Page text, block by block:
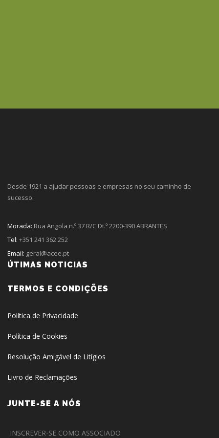
Desde 1921 a ajudar pessoas e empresas no seu caminho de
sucesso.
Morada: Rua Angola n.º 37 R/C Dt.º 2200-390 ABRANTES
Tel: +351 241 362 252
Email: geral@acee.pt
ÚTIMAS NOTICIAS
TERMOS E CONDIÇÕES
Política de Privacidade
Política de Cookies
Resolução Amigável de Litígios
Livro de Reclamações
JUNTE-SE A NÓS
INSCREVER-SE COMO ASSOCIADO